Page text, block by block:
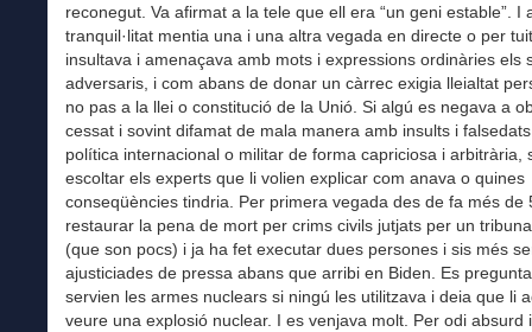
reconegut. Va afirmat a la tele que ell era “un geni estable”. I
tranquil·litat mentia una i una altra vegada en directe o per
insultava i amenaçava amb mots i expressions ordinàries els
adversaris, i com abans de donar un càrrec exigia lleialtat
no pas a la llei o constitució de la Unió. Si algú es negava a
cessat i sovint difamat de mala manera amb insults i
política internacional o militar de forma capriciosa i arbitrària,
escoltar els experts que li volien explicar com anava o quines
conseqüències tindria. Per primera vegada des de fa més de
restaurar la pena de mort per crims civils jutjats per un
(que son pocs) i ja ha fet executar dues persones i sis més
ajusticiades de pressa abans que arribi en Biden. Es
servien les armes nuclears si ningú les utilitzava i deia que li
veure una explosió nuclear. I es venjava molt. Per odi absurd